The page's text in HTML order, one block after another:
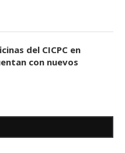
del CICPC en
con nuevos